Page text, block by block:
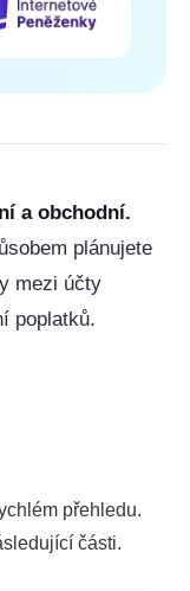
a obchodní.
plánujete
mezi účty
poplatků.
přehledu.
části.